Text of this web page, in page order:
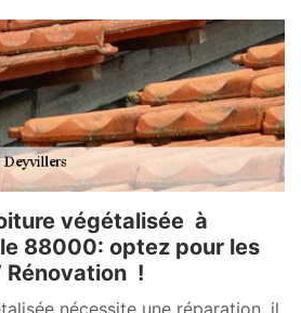
végétalisée à
88000: optez pour les
Rénovation !
nécessite une réparation, il